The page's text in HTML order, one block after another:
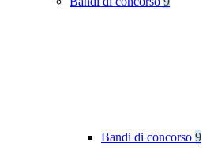
Bandi di concorso 9